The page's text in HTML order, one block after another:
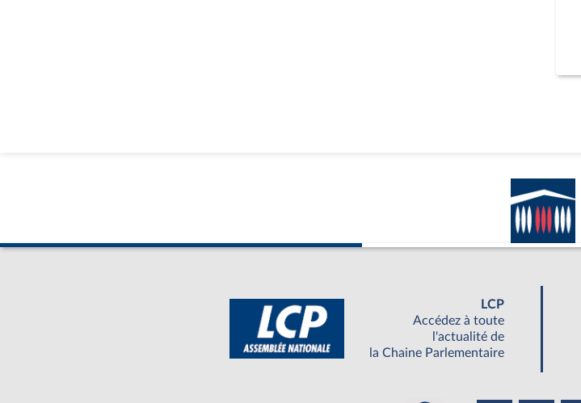
LCP
Accédez à toute
l'actualité de
la Chaine Parlementaire